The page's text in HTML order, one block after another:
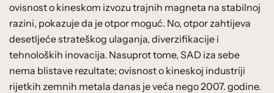
ovisnost o kineskom izvozu trajnih magneta na stabilnoj
razini, pokazuje da je otpor moguć. No, otpor zahtijeva
desetljeće strateškog ulaganja, diverzifikacije i
tehnoloških inovacija. Nasuprot tome, SAD iza sebe
nema blistave rezultate; ovisnost o kineskoj industriji
rijetkih zemnih metala danas je veća nego 2007. godine.